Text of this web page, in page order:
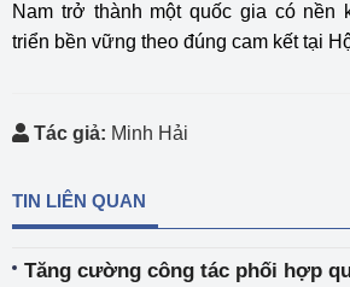
Nam trở thành một quốc gia có nền
triển bền vững theo đúng cam kết tại
Tác giả: Minh Hải
TIN LIÊN QUAN
Tăng cường công tác phối hợp